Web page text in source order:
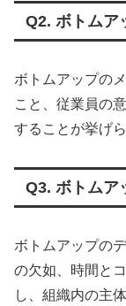
Q2. ボトムア
ボトムアップの
こと、従業員の
することが挙げら
Q3. ボトムア
ボトムアップの
の欠如、時間と
し、組織内の主